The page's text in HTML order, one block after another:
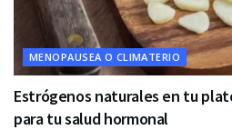
MENOPAUSEA O CLIMATERIO
Estrógenos naturales en tu
para tu salud hormonal